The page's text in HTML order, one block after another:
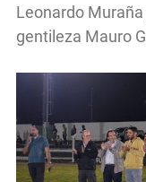
Leonardo
gentileza Mauro